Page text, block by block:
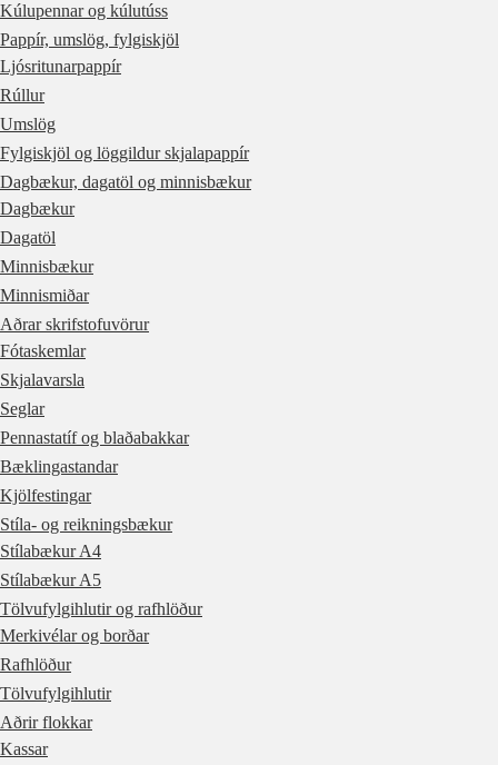
Kúlupennar og kúlutúss
Pappír, umslög, fylgiskjöl
Ljósritunarpappír
Rúllur
Umslög
Fylgiskjöl og löggildur skjalapappír
Dagbækur, dagatöl og minnisbækur
Dagbækur
Dagatöl
Minnisbækur
Minnismiðar
Aðrar skrifstofuvörur
Fótaskemlar
Skjalavarsla
Seglar
Pennastatíf og blaðabakkar
Bæklingastandar
Kjölfestingar
Stíla- og reikningsbækur
Stílabækur A4
Stílabækur A5
Tölvufylgihlutir og rafhlöður
Merkivélar og borðar
Rafhlöður
Tölvufylgihlutir
Aðrir flokkar
Kassar